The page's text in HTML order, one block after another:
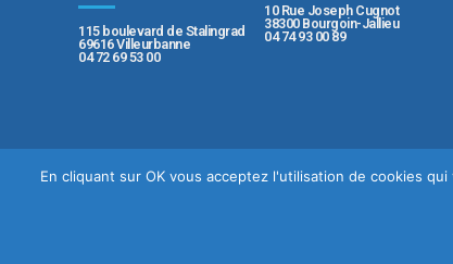
115 boulevard de Stalingrad
69616 Villeurbanne
04 72 69 53 00
10 Rue Joseph Cugnot
38300 Bourgoin-Jallieu
04 74 93 00 89
Politique de protection des
En cliquant sur OK vous acceptez l'utilisation de cookies